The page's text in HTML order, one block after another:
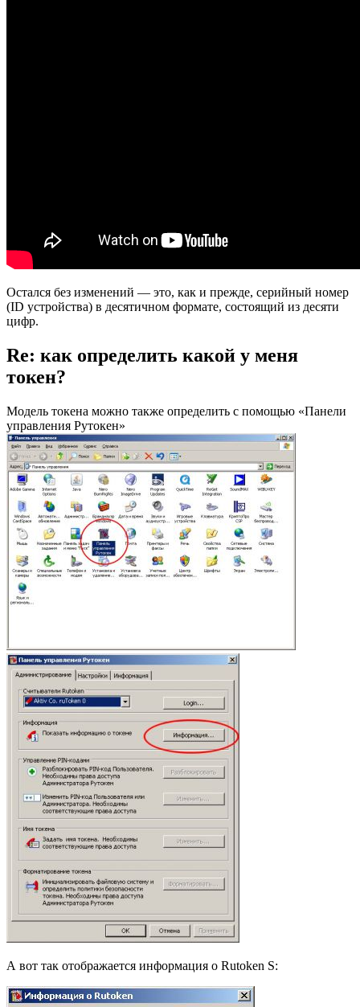
Остался без изменений — это, как и прежде, серийный номер
(ID устройства) в десятичном формате, состоящий из десяти
цифр.
Re: как определить какой у меня
токен?
Модель токена можно также определить с помощью «Панели
управления Рутокен»
А вот так отображается информация о Rutoken S: